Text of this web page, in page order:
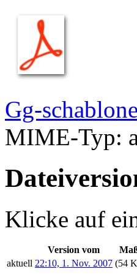
Gg-
MIME-Typ:
Klicke auf
Version vom
aktuell 22:10, 1. Nov. 2007 (54